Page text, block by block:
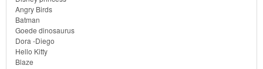
Superman
Toy
Story
Angry Birds
Batman
Goede dinosaurus
Dora -Diego
Hello Kitty
Blaze